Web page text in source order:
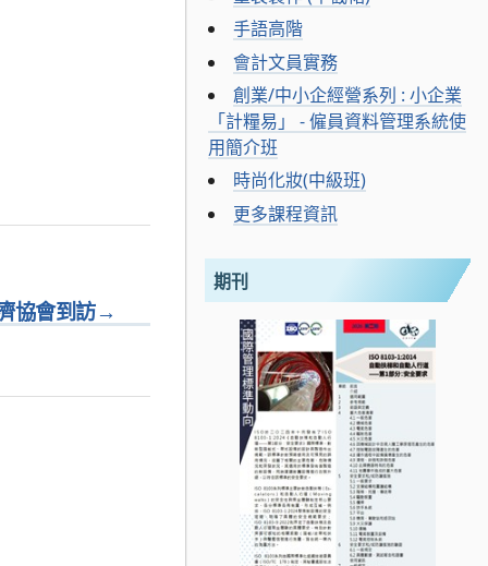
→
協會到訪
手語高階
會計文員實務
創業/中小企經營系列 : 小企業
「計糧易」 - 僱員資料管理系統使
用簡介班
時尚化妝(中級班)
更多課程資訊
期刊